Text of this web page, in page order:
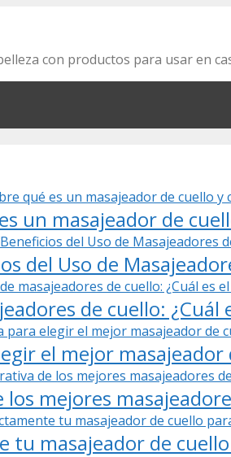
con productos para usar en
un masajeador de
del Uso de
de cuello: ¿Cuál
el mejor
los mejores
tu masajeador de